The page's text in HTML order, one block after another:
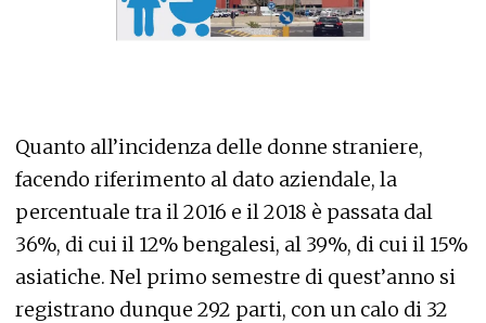
Quanto all’incidenza delle donne straniere,
facendo riferimento al dato aziendale, la
percentuale tra il 2016 e il 2018 è passata dal
36%, di cui il 12% bengalesi, al 39%, di cui il 15%
asiatiche. Nel primo semestre di quest’anno si
registrano dunque 292 parti, con un calo di 32